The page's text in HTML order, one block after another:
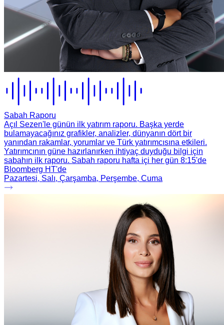
Sabah Raporu
Açıl Sezen'le günün ilk yatırım raporu. Başka yerde
bulamayacağınız grafikler, analizler, dünyanın dört bir
yanından rakamlar, yorumlar ve Türk yatırımcısına etkileri.
Yatırımcının güne hazırlanırken ihtiyaç duyduğu bilgi için
sabahın ilk raporu. Sabah raporu hafta içi her gün 8:15'de
Bloomberg HT'de
Pazartesi, Salı, Çarşamba, Perşembe, Cuma